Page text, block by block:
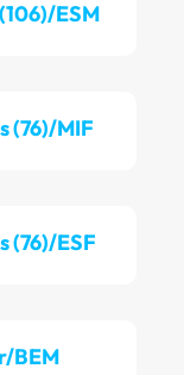
ESM
(76)/MIF
(76)/ESF
BEM